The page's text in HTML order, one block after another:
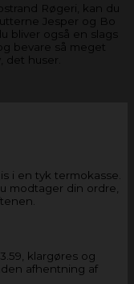
Røgeri, kan du
Jesper og Bo
bliver også en slags
bevare så meget
huser.
i en tyk termokasse.
modtager din ordre,
klargøres og
afhentning af